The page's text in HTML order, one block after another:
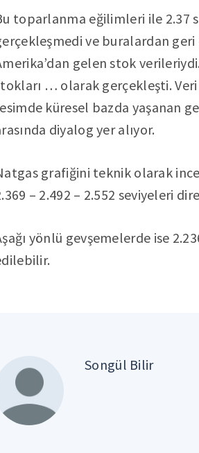
toparlanma eğilimleri ile 2.37
ve buralardan
gelen stok
… olarak gerçekleşti.
küresel bazda yaşanan
diyalog yer alıyor.
grafiğini teknik olarak
– 2.492 – 2.552 seviyeleri
yönlü gevşemelerde ise
Songül Bilir